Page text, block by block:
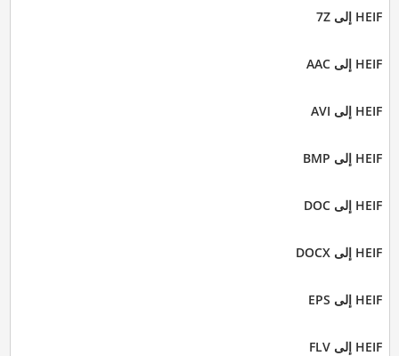
HEIF إلى 7Z
HEIF إلى AAC
HEIF إلى AVI
HEIF إلى BMP
HEIF إلى DOC
HEIF إلى DOCX
HEIF إلى EPS
HEIF إلى FLV